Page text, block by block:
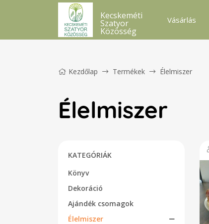
Kecskeméti
Szatyor
Közösség
Vásárlás
Kezdőlap Termékek Élelmiszer
Élelmiszer
KATEGÓRIÁK
Könyv
Dekoráció
Ajándék csomagok
Élelmiszer